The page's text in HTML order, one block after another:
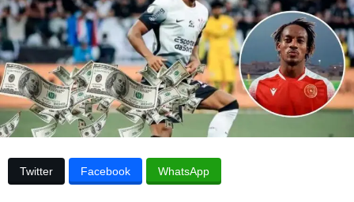
l
a
p
u
b
l
e
s
d
l
a
p
u
Twitter Facebook WhatsApp